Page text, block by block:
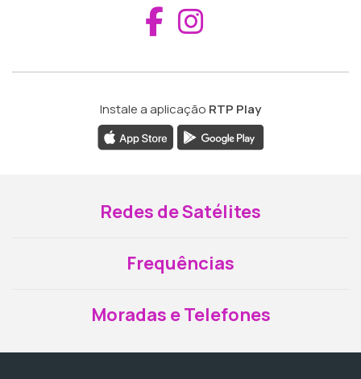
Aceder ao
Instale a aplicação RTP Play
Redes de Satélites
Frequências
Moradas e Telefones